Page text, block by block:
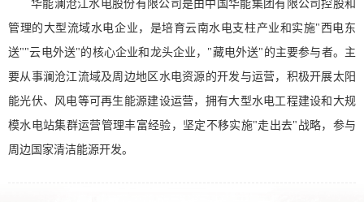
华能澜沧江水电股份有限公司是由中国华能集团有限公司控股和
管理的大型流域水电企业，是培育云南水电支柱产业和实施"西电东
送""云电外送"的核心企业和龙头企业，"藏电外送"的主要参与者。主
要从事澜沧江流域及周边地区水电资源的开发与运营，积极开展太阳
能光伏、风电等可再生能源建设运营，拥有大型水电工程建设和大规
模水电站集群运营管理丰富经验，坚定不移实施"走出去"战略，参与
周边国家清洁能源开发。